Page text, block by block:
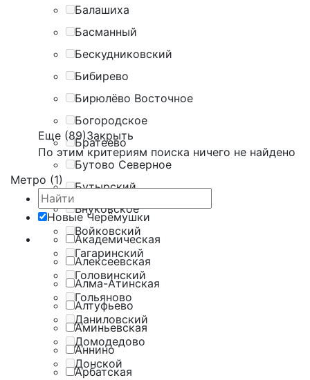
Балашиха
Басманный
Бескудниковский
Бибирево
Бирюлёво Восточное
Богородское
Братеево
Бутово Северное
Бутырский
Внуковское
Войковский
Гагаринский
Головинский
Гольяново
Даниловский
Домодедово
Донской
Еще (89)Закрыть
По этим критериям поиска ничего не найдено
Метро (1)
Новые Черёмушки
Академическая
Алексеевская
Алма-Атинская
Алтуфьево
Аминьевская
Аннино
Арбатская